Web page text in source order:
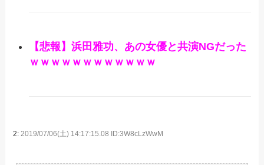
【悲報】浜田雅功、あの女優と共演NGだった
ｗｗｗｗｗｗｗｗｗｗｗｗ
2: 2019/07/06(土) 14:17:15.08 ID:3W8cLzWwM